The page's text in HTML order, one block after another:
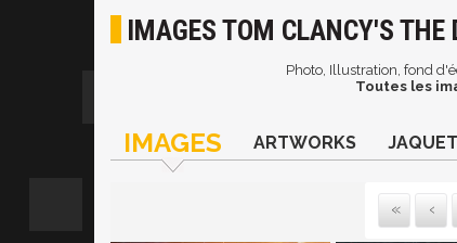
IMAGES TOM CLANCY'S THE
Photo, Illustration, fond
Toutes les
IMAGES ARTWORKS